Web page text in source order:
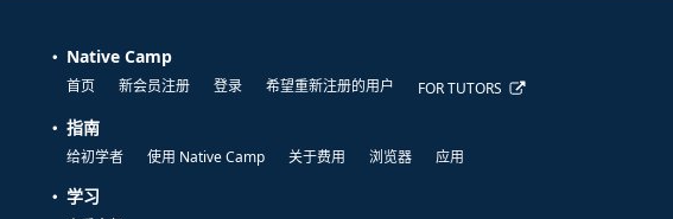
Native Camp
首页 新会员注册 登录 希望重新注册的用户 FOR TUTORS
指南
给初学者 使用 Native Camp 关于费用 浏览器 应用
学习